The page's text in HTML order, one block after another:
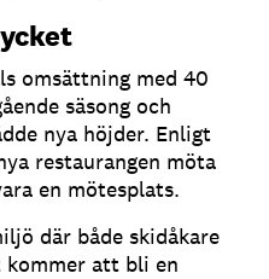
omsättning med 40
säsong och
nya höjder. Enligt
restaurangen möta
en mötesplats.
där både skidåkare
kommer att bli en